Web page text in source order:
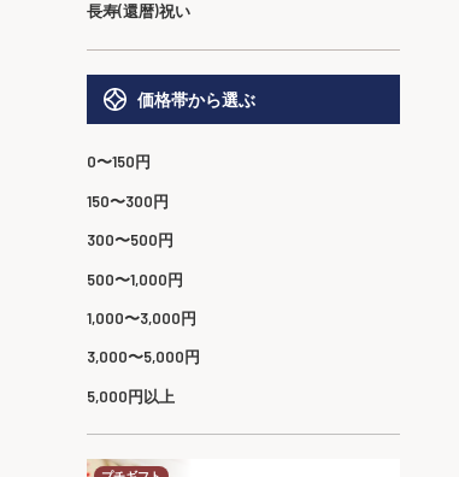
長寿(還暦)祝い
価格帯から選ぶ
0〜150円
150〜300円
300〜500円
500〜1,000円
1,000〜3,000円
3,000〜5,000円
5,000円以上